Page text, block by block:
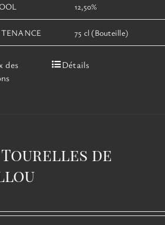
12,50%
75 cl (Bouteille)
des
Ce
peuvent
la
Détails
Tourelles de